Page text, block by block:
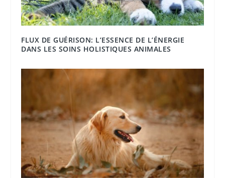
FLUX DE GUÉRISON: L’ESSENCE DE L’ÉNERGIE
DANS LES SOINS HOLISTIQUES ANIMALES